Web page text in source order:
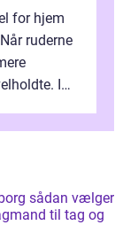
for hjem
ruderne
I
til tag og